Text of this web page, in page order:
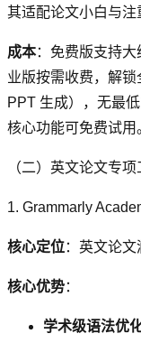
其适配论文小白与注
成本：免费版支持大
业版按需收费，解
PPT 生成），无最
核心功能可免费试用
（二）英文论文专
1. Grammarly
核心定位：英文论
核心优势：
学术级语法优